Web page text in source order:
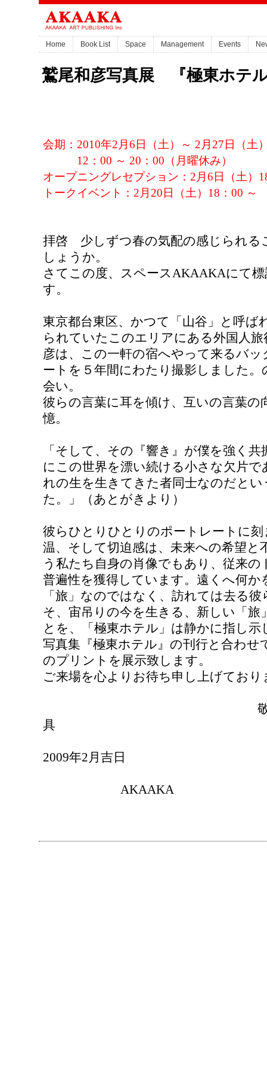
Home Book List Space Management Events
鷲尾和彦写真展 『極東ホテ
会期：2010年2月6日（土）～ 2月27日（土
12：00 ～ 20：00（月曜休み）
オープニングレセプション：2月6日（土）
トークイベント：2月20日（土）18：00 ～
拝啓 少しずつ春の気配の感じられる
しょうか。
さてこの度、スペースAKAAKAにて
す。
東京都台東区、かつて「山谷」と呼ば
られていたこのエリアにある外国人
彦は、この一軒の宿へやって来るバ
ートを５年間にわたり撮影しました
会い。
彼らの言葉に耳を傾け、互いの言葉
憶。
「そして、その『響き』が僕を強く
にこの世界を漂い続ける小さな欠片
れの生を生きてきた者同士なのだと
た。」（あとがきより）
彼らひとりひとりのポートレートに
温、そして切迫感は、未来への希望と
う私たち自身の肖像でもあり、従来
普遍性を獲得しています。遠くへ何
「旅」なのではなく、訪れては去る
そ、宙吊りの今を生きる、新しい「旅
とを、「極東ホテル」は静かに指し示
写真集『極東ホテル』の刊行と合わせ
のプリントを展示致します。
ご来場を心よりお待ち申し上げてお
2009年2月吉日
AKAAKA